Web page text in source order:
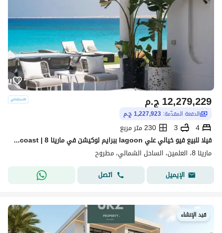
ج.م12,279,229
الدفعة المقدّمة: 1,227,923 ج.م
4
3
230 متر مربع
فيلا للبيع فيو خيالي علي lagoon ببرايم لوكيشن في مارينا 8 | marina 8 north coast الساحل الشمالي دقائق من مراسي
مارينا 8، العلمين، الساحل الشمالي، مطروح
الإيميل
اتصل
قيد الإنشاء